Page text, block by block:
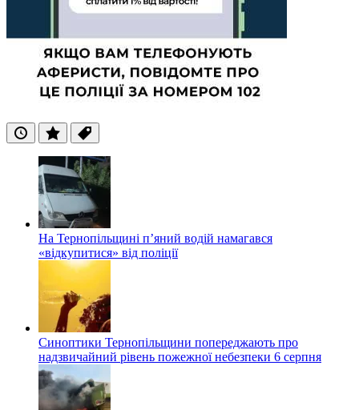
ОстанніПопулярні
Теги
На Тернопільщині п’яний водій намагався
«відкупитися» від поліції
Синоптики Тернопільщини попереджають про
надзвичайний рівень пожежної небезпеки 6 серпня